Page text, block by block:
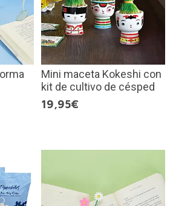
Mini maceta Kokeshi con
kit de cultivo de césped
19,95€